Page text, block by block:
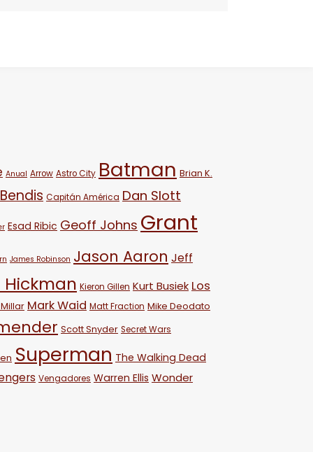
Anual Arrow Astro City Batman Brian K.
Capitán América Dan Slott
Esad Ribic Geoff Johns Grant
James Robinson Jason Aaron Jeff
Kieron Gillen Kurt Busiek Los
Mark Waid Matt Fraction Mike Deodato
Scott Snyder Secret Wars
Superman The Walking Dead
Vengadores Warren Ellis Wonder